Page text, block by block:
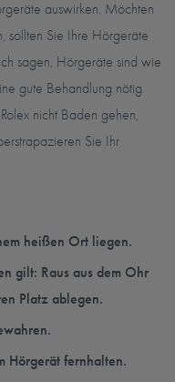
auswirken. Möchten
sollten Sie Ihre Hörgeräte
sagen, Hörgeräte sind wie
gute Behandlung nötig
nicht Baden gehen,
Sie Ihr
heißen Ort liegen.
gilt: Raus aus dem Ohr
Platz ablegen.
Hörgerät fernhalten.